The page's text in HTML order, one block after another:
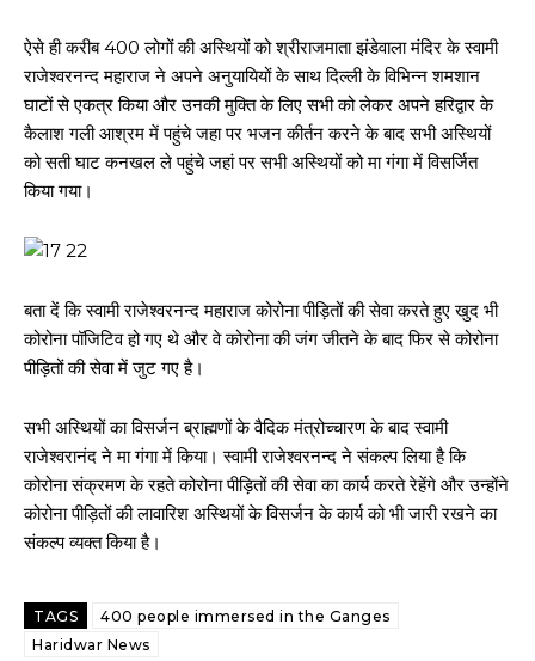
ऐसे ही करीब 400 लोगों की अस्थियों को श्रीराजमाता झंडेवाला मंदिर के स्वामी
राजेश्वरनन्द महाराज ने अपने अनुयायियों के साथ दिल्ली के विभिन्न शमशान
घाटों से एकत्र किया और उनकी मुक्ति के लिए सभी को लेकर अपने हरिद्वार के
कैलाश गली आश्रम में पहुंचे जहा पर भजन कीर्तन करने के बाद सभी अस्थियों
को सती घाट कनखल ले पहुंचे जहां पर सभी अस्थियों को मा गंगा में विसर्जित
किया गया।
बता दें कि स्वामी राजेश्वरनन्द महाराज कोरोना पीड़ितों की सेवा करते हुए खुद भी
कोरोना पॉजिटिव हो गए थे और वे कोरोना की जंग जीतने के बाद फिर से कोरोना
पीड़ितों की सेवा में जुट गए है।
सभी अस्थियों का विसर्जन ब्राह्मणों के वैदिक मंत्रोच्चारण के बाद स्वामी
राजेश्वरानंद ने मा गंगा में किया। स्वामी राजेश्वरनन्द ने संकल्प लिया है कि
कोरोना संक्रमण के रहते कोरोना पीड़ितों की सेवा का कार्य करते रेहेंगे और उन्होंने
कोरोना पीड़ितों की लावारिश अस्थियों के विसर्जन के कार्य को भी जारी रखने का
संकल्प व्यक्त किया है।
TAGS
400 people immersed in the Ganges
Haridwar News